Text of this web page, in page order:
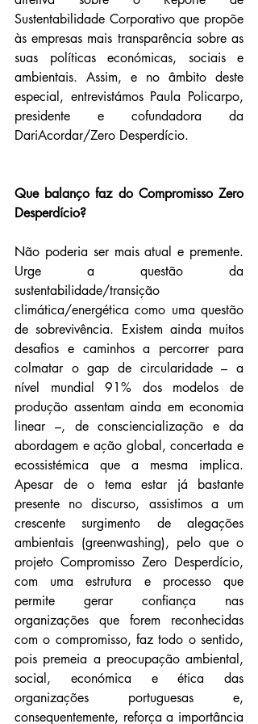
Sustentabilidade Corporativo que propõe
às empresas mais transparência sobre as
suas políticas económicas, sociais e
ambientais. Assim, e no âmbito deste
especial, entrevistámos Paula Policarpo,
presidente e cofundadora da
DariAcordar/Zero Desperdício.
Que balanço faz do Compromisso Zero
Desperdício?
Não poderia ser mais atual e premente.
Urge a questão da
sustentabilidade/transição
climática/energética como uma questão
de sobrevivência. Existem ainda muitos
desafios e caminhos a percorrer para
colmatar o gap de circularidade – a
nível mundial 91% dos modelos de
produção assentam ainda em economia
linear –, de consciencialização e da
abordagem e ação global, concertada e
ecossistémica que a mesma implica.
Apesar de o tema estar já bastante
presente no discurso, assistimos a um
crescente surgimento de alegações
ambientais (greenwashing), pelo que o
projeto Compromisso Zero Desperdício,
com uma estrutura e processo que
permite gerar confiança nas
organizações que forem reconhecidas
com o compromisso, faz todo o sentido,
pois premeia a preocupação ambiental,
social, económica e ética das
organizações portuguesas e,
consequentemente, reforça a importância